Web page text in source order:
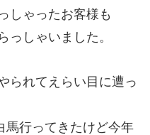
しゃったお客様も
っしゃいました。
られてえらい目に遭っ
馬行ってきたけど今年